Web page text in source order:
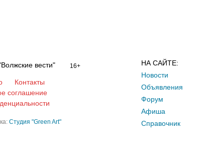
вести" 16+
Контакты
соглашение
Студия "Green Art"
НА САЙТЕ:
Новости
Объявления
Форум
Афиша
Справочник